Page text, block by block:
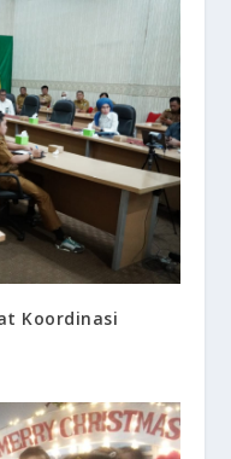
Koordinasi